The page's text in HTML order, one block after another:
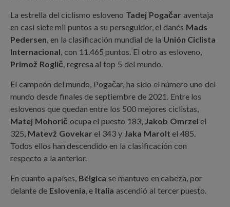
La estrella del ciclismo esloveno Tadej Pogačar aventaja
en casi siete mil puntos a su perseguidor, el danés Mads
Pedersen, en la clasificación mundial de la Unión Ciclista
Internacional, con 11.465 puntos. El otro as esloveno,
Primož Roglič, regresa al top 5 del mundo.
El campeón del mundo, Pogačar, ha sido el número uno del
mundo desde finales de septiembre de 2021. Entre los
eslovenos que quedan entre los 500 mejores ciclistas,
Matej Mohoričocupa el puesto 183, Jakob Omrzel el
325, Matevž Govekar el 343 y Jaka Marolt el 485.
Todos ellos han descendido en la clasificación con
respecto a la anterior.
En cuanto a países, Bélgica se mantuvo en cabeza, por
delante de Eslovenia, e Italia ascendió al tercer puesto.